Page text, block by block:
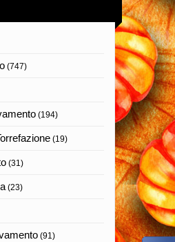
(747)
(194)
(19)
(31)
(23)
(91)